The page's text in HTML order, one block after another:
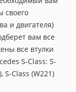
своего
и двигателя)
вам все
все втулки
S-Class: S-
S-Class (W221)